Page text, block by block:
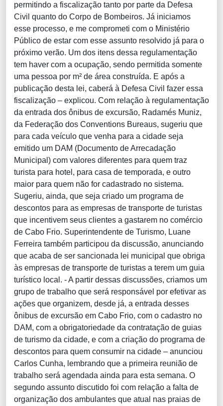
permitindo a fiscalização tanto por parte da Defesa
Civil quanto do Corpo de Bombeiros. Já iniciamos
esse processo, e me comprometi com o Ministério
Público de estar com esse assunto resolvido já para o
próximo verão. Um dos itens dessa regulamentação
tem haver com a ocupação, sendo permitida somente
uma pessoa por m² de área construída. E após a
publicação desta lei, caberá à Defesa Civil fazer essa
fiscalização – explicou. Com relação à regulamentação
da entrada dos ônibus de excursão, Radamés Muniz,
da Federação dos Conventions Bureaus, sugeriu que
para cada veículo que venha para a cidade seja
emitido um DAM (Documento de Arrecadação
Municipal) com valores diferentes para quem traz
turista para hotel, para casa de temporada, e outro
maior para quem não for cadastrado no sistema.
Sugeriu, ainda, que seja criado um programa de
descontos para as empresas de transporte de turistas
que incentivem seus clientes a gastarem no comércio
de Cabo Frio. Superintendente de Turismo, Luane
Ferreira também participou da discussão, anunciando
que acaba de ser sancionada lei municipal que obriga
às empresas de transporte de turistas a terem um guia
turístico local. - A partir dessas discussões, criamos um
grupo de trabalho que será responsável por efetivar as
ações que organizem, desde já, a entrada desses
ônibus de excursão em Cabo Frio, com o cadastro no
DAM, com a obrigatoriedade da contratação de guias
de turismo da cidade, e com a criação do programa de
descontos para quem consumir na cidade – anunciou
Carlos Cunha, lembrando que a primeira reunião de
trabalho será agendada ainda para esta semana. O
segundo assunto discutido foi com relação a falta de
organização dos ambulantes que atual nas praias de